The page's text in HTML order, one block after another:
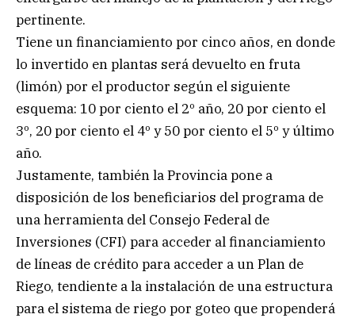
pertinente.
Tiene un financiamiento por cinco años, en donde
lo invertido en plantas será devuelto en fruta
(limón) por el productor según el siguiente
esquema: 10 por ciento el 2º año, 20 por ciento el
3º, 20 por ciento el 4º y 50 por ciento el 5º y último
año.
Justamente, también la Provincia pone a
disposición de los beneficiarios del programa de
una herramienta del Consejo Federal de
Inversiones (CFI) para acceder al financiamiento
de líneas de crédito para acceder a un Plan de
Riego, tendiente a la instalación de una estructura
para el sistema de riego por goteo que propenderá